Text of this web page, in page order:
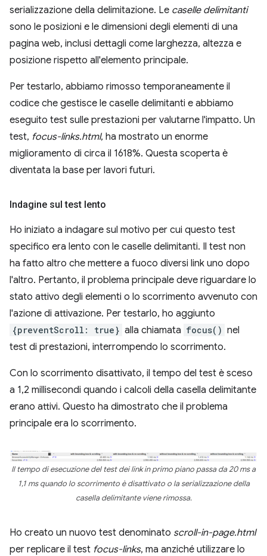
serializzazione della delimitazione. Le caselle delimitanti
sono le posizioni e le dimensioni degli elementi di una
pagina web, inclusi dettagli come larghezza, altezza e
posizione rispetto all'elemento principale.
Per testarlo, abbiamo rimosso temporaneamente il
codice che gestisce le caselle delimitanti e abbiamo
eseguito test sulle prestazioni per valutarne l'impatto. Un
test, focus-links.html, ha mostrato un enorme
miglioramento di circa il 1618%. Questa scoperta è
diventata la base per lavori futuri.
Indagine sul test lento
Ho iniziato a indagare sul motivo per cui questo test
specifico era lento con le caselle delimitanti. Il test non
ha fatto altro che mettere a fuoco diversi link uno dopo
l'altro. Pertanto, il problema principale deve riguardare lo
stato attivo degli elementi o lo scorrimento avvenuto con
l'azione di attivazione. Per testarlo, ho aggiunto
{preventScroll: true} alla chiamata focus() nel
test di prestazioni, interrompendo lo scorrimento.
Con lo scorrimento disattivato, il tempo del test è sceso
a 1,2 millisecondi quando i calcoli della casella delimitante
erano attivi. Questo ha dimostrato che il problema
principale era lo scorrimento.
Il tempo di esecuzione del test dei link in primo piano passa da 20 ms a
1,1 ms quando lo scorrimento è disattivato o la serializzazione della
casella delimitante viene rimossa.
Ho creato un nuovo test denominato scroll-in-page.html
per replicare il test focus-links, ma anziché utilizzare lo